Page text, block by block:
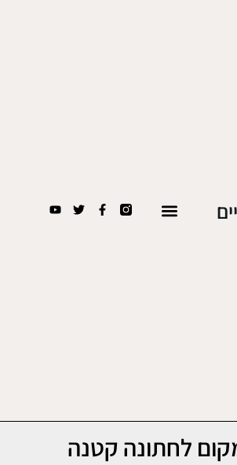
לחתונה קטנה